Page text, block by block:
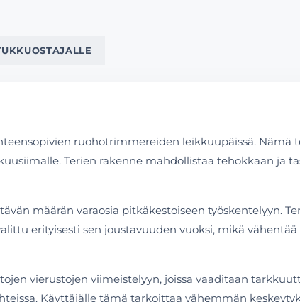
ruohotrimmereiden leikkuupäissä. Nämä
Terien rakenne mahdollistaa tehokkaan ja
määrän varaosia pitkäkestoiseen työskentelyyn.
erityisesti sen joustavuuden vuoksi, mikä
vierustojen viimeistelyyn, joissa vaaditaan
Käyttäjälle tämä tarkoittaa vähemmän